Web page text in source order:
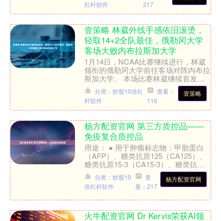
杠杆软件
217
壹策略 林葳外线手感依旧滚烫，
轻取14+2全队最佳，俄勒冈大学
客场大败内布拉斯加大学
1月14日，NCAA比赛继续进行，林葳
领衔的俄勒冈大学前往客场对阵内布拉
斯加大学。 本场比赛林葳继续首发出
场，开场便手感火热，第3分钟，接到
队友传球命中三分，帮....
壹策略
分类：炒股10倍杠
杆软件
查看：
116
杨方配资官网 第三方质控品——
免疫复合质控品
用途： ● 用于肿瘤标志物：甲胎蛋白
（AFP）、糖类抗原125（CA125）、
糖类抗原15-3（CA15-3）、糖类抗原
19-9（CA19-9）、癌胚抗原（CE....
杨方配资官网
分类：炒股10
倍杠杆软件
查
看：217
火牛配资官网 Dr Kervis荣获AI领